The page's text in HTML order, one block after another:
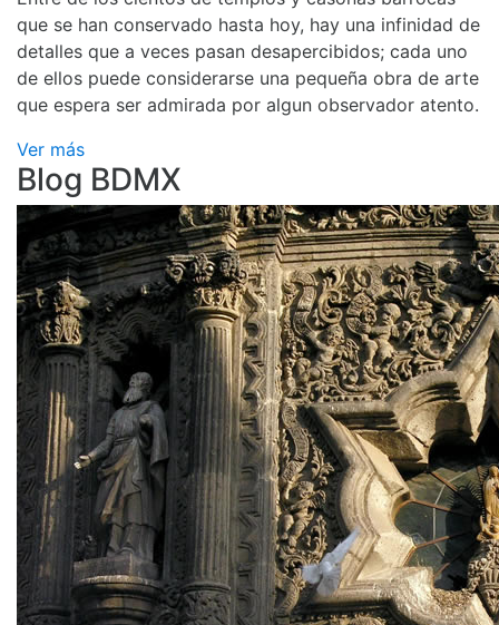
que se han conservado hasta hoy, hay una infinidad de
detalles que a veces pasan desapercibidos; cada uno
de ellos puede considerarse una pequeña obra de arte
que espera ser admirada por algun observador atento.
Ver más
Blog BDMX